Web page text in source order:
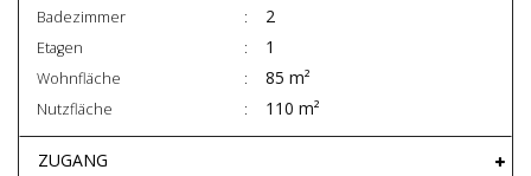
Badezimmer 2
Etagen 1
Wohnfläche 85 m²
Nutzfläche 110 m²
ZUGANG